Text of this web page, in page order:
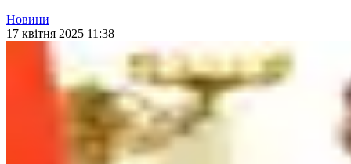
Новини
17 квітня 2025 11:38